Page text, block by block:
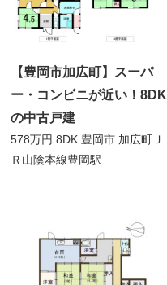
【豊岡市加広町】スーパ
ー・コンビニが近い！8DK
の中古戸建
578万円8DK 豊岡市 加広町 Ｊ
Ｒ山陰本線豊岡駅